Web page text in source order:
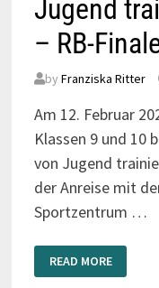
Jugend
– RB-
by Franziska Ritter
Am 12. Februar
Klassen 9 und 10
von Jugend
der Anreise mit
Sportzentrum …
JUGEND
TRAINIERT
FÜR
READ MORE